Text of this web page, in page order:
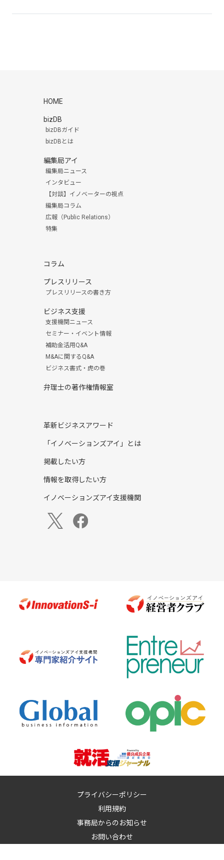
HOME
bizDB
bizDBガイド
bizDBとは
編集局アイ
編集局ニュース
インタビュー
【対談】イノベーターの視点
編集局コラム
広報（Public Relations）
特集
コラム
プレスリリース
プレスリリースの書き方
ビジネス支援
支援機関ニュース
セミナー・イベント情報
補助金活用Q&A
M&Aに関するQ&A
ビジネス書式・虎の巻
弁理士の著作権情報室
革新ビジネスアワード
「イノベーションズアイ」とは
掲載したい方
情報を取得したい方
イノベーションズアイ支援機関
プライバシーポリシー
利用規約
事務局からのお知らせ
お問い合わせ